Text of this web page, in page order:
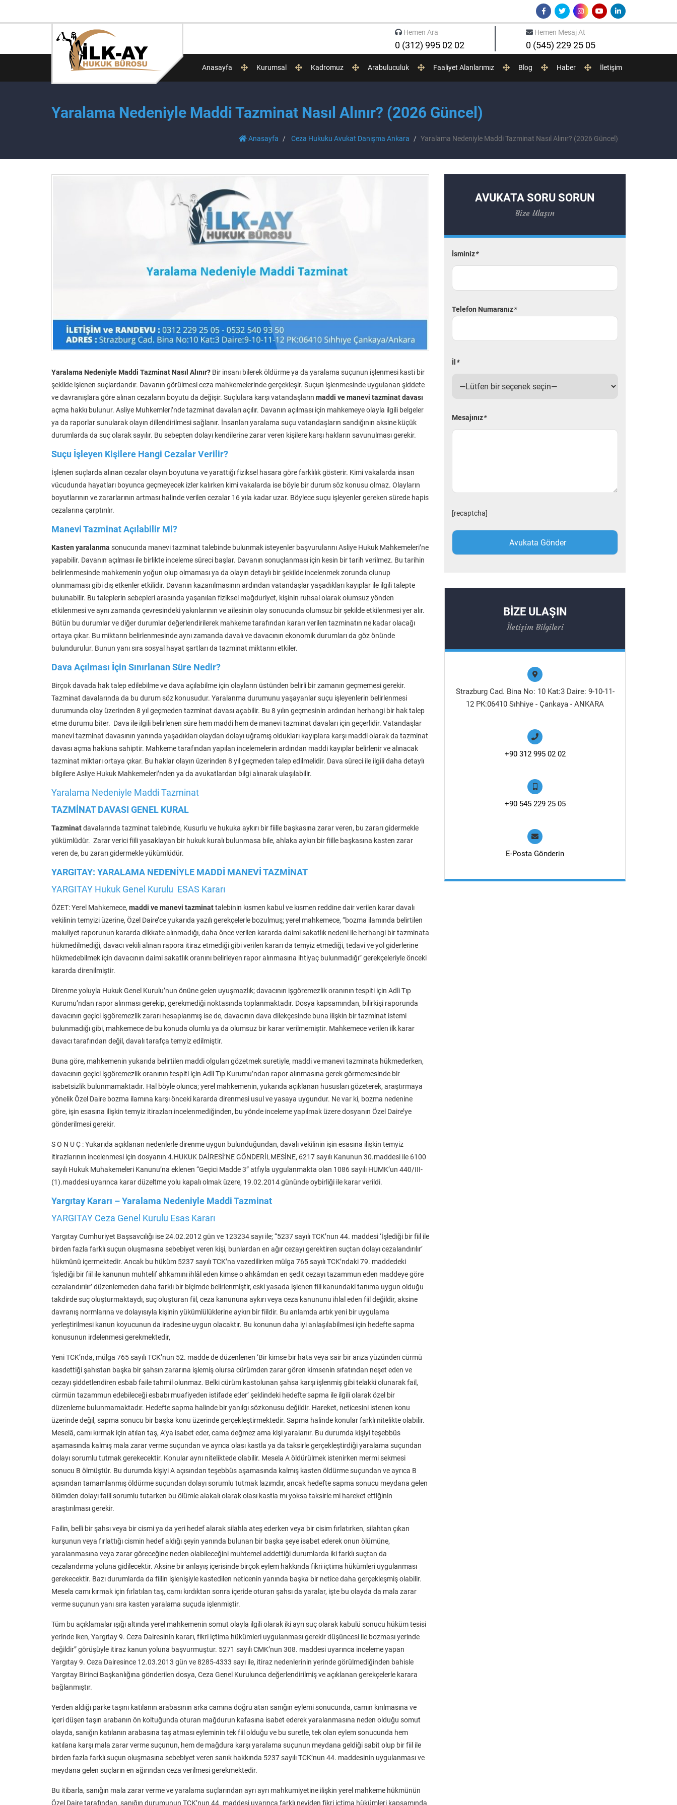
Hemen Ara
0 (312) 995 02 02
Hemen Mesaj At
0 (545) 229 25 05
Anasayfa Kurumsal Kadromuz Arabuluculuk Faaliyet Alanlarımız Blog Haber İletişim
Yaralama Nedeniyle Maddi Tazminat Nasıl Alınır? (2026 Güncel)
Anasayfa Ceza Hukuku Avukat Danışma Ankara Yaralama Nedeniyle Maddi Tazminat Nasıl Alınır? (2026 Güncel)
Yaralama Nedeniyle Maddi Tazminat Nasıl Alınır? Bir insanı bilerek öldürme ya da yaralama suçunun işlenmesi kasti bir
şekilde işlenen suçlardandır. Davanın görülmesi ceza mahkemelerinde gerçekleşir. Suçun işlenmesinde uygulanan şiddete
ve davranışlara göre alınan cezaların boyutu da değişir. Suçlulara karşı vatandaşların maddi ve manevi tazminat davası
açma hakkı bulunur. Asliye Muhkemleri’nde tazminat davaları açılır. Davanın açılması için mahkemeye olayla ilgili belgeler
ya da raporlar sunularak olayın dillendirilmesi sağlanır. İnsanları yaralama suçu vatandaşların sandığının aksine küçük
durumlarda da suç olarak sayılır. Bu sebepten dolayı kendilerine zarar veren kişilere karşı hakların savunulması gerekir.
Suçu İşleyen Kişilere Hangi Cezalar Verilir?
İşlenen suçlarda alınan cezalar olayın boyutuna ve yarattığı fiziksel hasara göre farklılık gösterir. Kimi vakalarda insan
vücudunda hayatları boyunca geçmeyecek izler kalırken kimi vakalarda ise böyle bir durum söz konusu olmaz. Olayların
boyutlarının ve zararlarının artması halinde verilen cezalar 16 yıla kadar uzar. Böylece suçu işleyenler gereken sürede hapis
cezalarına çarptırılır.
Manevi Tazminat Açılabilir Mi?
Kasten yaralanma sonucunda manevi tazminat talebinde bulunmak isteyenler başvurularını Asliye Hukuk Mahkemeleri’ne
yapabilir. Davanın açılması ile birlikte inceleme süreci başlar. Davanın sonuçlanması için kesin bir tarih verilmez. Bu tarihin
belirlenmesinde mahkemenin yoğun olup olmaması ya da olayın detaylı bir şekilde incelenmek zorunda olunup
olunmaması gibi dış etkenler etkilidir. Davanın kazanılmasının ardından vatandaşlar yaşadıkları kayıplar ile ilgili talepte
bulunabilir. Bu taleplerin sebepleri arasında yaşanılan fiziksel mağduriyet, kişinin ruhsal olarak olumsuz yönden
etkilenmesi ve aynı zamanda çevresindeki yakınlarının ve ailesinin olay sonucunda olumsuz bir şekilde etkilenmesi yer alır.
Bütün bu durumlar ve diğer durumlar değerlendirilerek mahkeme tarafından kararı verilen tazminatın ne kadar olacağı
ortaya çıkar. Bu miktarın belirlenmesinde aynı zamanda davalı ve davacının ekonomik durumları da göz önünde
bulundurulur. Bunun yanı sıra sosyal hayat şartları da tazminat miktarını etkiler.
Dava Açılması İçin Sınırlanan Süre Nedir?
Birçok davada hak talep edilebilme ve dava açılabilme için olayların üstünden belirli bir zamanın geçmemesi gerekir.
Tazminat davalarında da bu durum söz konusudur. Yaralanma durumunu yaşayanlar suçu işleyenlerin belirlenmesi
durumunda olay üzerinden 8 yıl geçmeden tazminat davası açabilir. Bu 8 yılın geçmesinin ardından herhangi bir hak talep
etme durumu biter. Dava ile ilgili belirlenen süre hem maddi hem de manevi tazminat davaları için geçerlidir. Vatandaşlar
manevi tazminat davasının yanında yaşadıkları olaydan dolayı uğramış oldukları kayıplara karşı maddi olarak da tazminat
davası açma hakkına sahiptir. Mahkeme tarafından yapılan incelemelerin ardından maddi kayıplar belirlenir ve alınacak
tazminat miktarı ortaya çıkar. Bu haklar olayın üzerinden 8 yıl geçmeden talep edilmelidir. Dava süreci ile ilgili daha detaylı
bilgilere Asliye Hukuk Mahkemeleri’nden ya da avukatlardan bilgi alınarak ulaşılabilir.
Yaralama Nedeniyle Maddi Tazminat
TAZMİNAT DAVASI GENEL KURAL
Tazminatdavalarında tazminat talebinde, Kusurlu ve hukuka aykırı bir fiille başkasına zarar veren, bu zararı gidermekle
yükümlüdür. Zarar verici fiili yasaklayan bir hukuk kuralı bulunmasa bile, ahlaka aykırı bir fiille başkasına kasten zarar
veren de, bu zararı gidermekle yükümlüdür.
YARGITAY: YARALAMA NEDENİYLE MADDİ MANEVİ TAZMİNAT
YARGITAY Hukuk Genel Kurulu ESAS Kararı
ÖZET: Yerel Mahkemece, maddi ve manevi tazminattalebinin kısmen kabul ve kısmen reddine dair verilen karar davalı
vekilinin temyizi üzerine, Özel Daire’ce yukarıda yazılı gerekçelerle bozulmuş; yerel mahkemece, “bozma ilamında belirtilen
maluliyet raporunun kararda dikkate alınmadığı, daha önce verilen kararda daimi sakatlık nedeni ile herhangi bir tazminata
hükmedilmediği, davacı vekili alınan rapora itiraz etmediği gibi verilen kararı da temyiz etmediği, tedavi ve yol giderlerine
hükmedebilmek için davacının daimi sakatlık oranını belirleyen rapor alınmasına ihtiyaç bulunmadığı” gerekçeleriyle önceki
kararda direnilmiştir.
Direnme yoluyla Hukuk Genel Kurulu’nun önüne gelen uyuşmazlık; davacının işgöremezlik oranının tespiti için Adli Tıp
Kurumu’ndan rapor alınması gerekip, gerekmediği noktasında toplanmaktadır. Dosya kapsamından, bilirkişi raporunda
davacının geçici işgöremezlik zararı hesaplanmış ise de, davacının dava dilekçesinde buna ilişkin bir tazminat istemi
bulunmadığı gibi, mahkemece de bu konuda olumlu ya da olumsuz bir karar verilmemiştir. Mahkemece verilen ilk karar
davacı tarafından değil, davalı tarafça temyiz edilmiştir.
Buna göre, mahkemenin yukarıda belirtilen maddi olguları gözetmek suretiyle, maddi ve manevi tazminata hükmederken,
davacının geçici işgöremezlik oranının tespiti için Adli Tıp Kurumu’ndan rapor alınmasına gerek görmemesinde bir
isabetsizlik bulunmamaktadır. Hal böyle olunca; yerel mahkemenin, yukarıda açıklanan hususları gözeterek, araştırmaya
yönelik Özel Daire bozma ilamına karşı önceki kararda direnmesi usul ve yasaya uygundur. Ne var ki, bozma nedenine
göre, işin esasına ilişkin temyiz itirazları incelenmediğinden, bu yönde inceleme yapılmak üzere dosyanın Özel Daire’ye
gönderilmesi gerekir.
S O N U Ç : Yukarıda açıklanan nedenlerle direnme uygun bulunduğundan, davalı vekilinin işin esasına ilişkin temyiz
itirazlarının incelenmesi için dosyanın 4.HUKUK DAİRESİ’NE GÖNDERİLMESİNE, 6217 sayılı Kanunun 30.maddesi ile 6100
sayılı Hukuk Muhakemeleri Kanunu’na eklenen “Geçici Madde 3” atfıyla uygulanmakta olan 1086 sayılı HUMK’un 440/III-
(1).maddesi uyarınca karar düzeltme yolu kapalı olmak üzere, 19.02.2014 gününde oybirliği ile karar verildi.
Yargıtay Kararı – Yaralama Nedeniyle Maddi Tazminat
YARGITAY Ceza Genel Kurulu Esas Kararı
Yargıtay Cumhuriyet Başsavcılığı ise 24.02.2012 gün ve 123234 sayı ile; “5237 sayılı TCK’nun 44. maddesi ‘İşlediği bir fiil ile
birden fazla farklı suçun oluşmasına sebebiyet veren kişi, bunlardan en ağır cezayı gerektiren suçtan dolayı cezalandırılır’
hükmünü içermektedir. Ancak bu hüküm 5237 sayılı TCK’na vazedilirken mülga 765 sayılı TCK’ndaki 79. maddedeki
‘İşlediği bir fiil ile kanunun muhtelif ahkamını ihlâl eden kimse o ahkâmdan en şedit cezayı tazammun eden maddeye göre
cezalandırılır’ düzenlemeden daha farklı bir biçimde belirlenmiştir, eski yasada işlenen fiil kanundaki tanıma uygun olduğu
takdirde suç oluşturmaktaydı, suç oluşturan fiil, ceza kanununa aykırı veya ceza kanununu ihlal eden fiil değildir, aksine
davranış normlarına ve dolayısıyla kişinin yükümlülüklerine aykırı bir fiildir. Bu anlamda artık yeni bir uygulama
yerleştirilmesi kanun koyucunun da iradesine uygun olacaktır. Bu konunun daha iyi anlaşılabilmesi için hedefte sapma
konusunun irdelenmesi gerekmektedir,
Yeni TCK’nda, mülga 765 sayılı TCK’nun 52. madde de düzenlenen ‘Bir kimse bir hata veya sair bir arıza yüzünden cürmü
kasdettiği şahıstan başka bir şahsın zararına işlemiş olursa cürümden zarar gören kimsenin sıfatından neşet eden ve
cezayı şiddetlendiren esbab faile tahmil olunmaz. Belki cürüm kastolunan şahsa karşı işlenmiş gibi telakki olunarak fail,
cürmün tazammun edebileceği esbabı muafiyeden istifade eder’ şeklindeki hedefte sapma ile ilgili olarak özel bir
düzenleme bulunmamaktadır. Hedefte sapma halinde bir yanılgı sözkonusu değildir. Hareket, neticesini istenen konu
üzerinde değil, sapma sonucu bir başka konu üzerinde gerçekleştirmektedir. Sapma halinde konular farklı nitelikte olabilir.
Meselâ, camı kırmak için atılan taş, A’ya isabet eder, cama değmez ama kişi yaralanır. Bu durumda kişiyi teşebbüs
aşamasında kalmış mala zarar verme suçundan ve ayrıca olası kastla ya da taksirle gerçekleştirdiği yaralama suçundan
dolayı sorumlu tutmak gerekecektir. Konular aynı niteliktede olabilir. Mesela A öldürülmek istenirken mermi sekmesi
sonucu B ölmüştür. Bu durumda kişiyi A açısından teşebbüs aşamasında kalmış kasten öldürme suçundan ve ayrıca B
açısından tamamlanmış öldürme suçundan dolayı sorumlu tutmak lazımdır, ancak hedefte sapma sonucu meydana gelen
ölümden dolayı faili sorumlu tutarken bu ölümle alakalı olarak olası kastla mı yoksa taksirle mi hareket ettiğinin
araştırılması gerekir.
Failin, belli bir şahsı veya bir cismi ya da yeri hedef alarak silahla ateş ederken veya bir cisim fırlatırken, silahtan çıkan
kurşunun veya fırlattığı cismin hedef aldığı şeyin yanında bulunan bir başka şeye isabet ederek onun ölümüne,
yaralanmasına veya zarar göreceğine neden olabileceğini muhtemel addettiği durumlarda iki farklı suçtan da
cezalandırma yoluna gidilecektir. Aksine bir anlayış içerisinde birçok eylem hakkında fikri içtima hükümleri uygulanması
gerekecektir. Bazı durumlarda da fiilin işlenişiyle kastedilen neticenin yanında başka bir netice daha gerçekleşmiş olabilir.
Mesela camı kırmak için fırlatılan taş, camı kırdıktan sonra içeride oturan şahsı da yaralar, işte bu olayda da mala zarar
verme suçunun yanı sıra kasten yaralama suçuda işlenmiştir.
Tüm bu açıklamalar ışığı altında yerel mahkemenin somut olayla ilgili olarak iki ayrı suç olarak kabulü sonucu hüküm tesisi
yerinde iken, Yargıtay 9. Ceza Dairesinin kararı, fikri içtima hükümleri uygulanması gerekir düşüncesi ile bozması yerinde
değildir” görüşüyle itiraz kanun yoluna başvurmuştur. 5271 sayılı CMK’nun 308. maddesi uyarınca inceleme yapan
Yargıtay 9. Ceza Dairesince 12.03.2013 gün ve 8285-4333 sayı ile, itiraz nedenlerinin yerinde görülmediğinden bahisle
Yargıtay Birinci Başkanlığına gönderilen dosya, Ceza Genel Kurulunca değerlendirilmiş ve açıklanan gerekçelerle karara
bağlanmıştır.
Yerden aldığı parke taşını katılanın arabasının arka camına doğru atan sanığın eylemi sonucunda, camın kırılmasına ve
içeri düşen taşın arabanın ön koltuğunda oturan mağdurun kafasına isabet ederek yaralanmasına neden olduğu somut
olayda, sanığın katılanın arabasına taş atması eyleminin tek fiil olduğu ve bu suretle, tek olan eylem sonucunda hem
katılana karşı mala zarar verme suçunun, hem de mağdura karşı yaralama suçunun meydana geldiği sabit olup bir fiil ile
birden fazla farklı suçun oluşmasına sebebiyet veren sanık hakkında 5237 sayılı TCK’nun 44. maddesinin uygulanması ve
meydana gelen suçların en ağırından ceza verilmesi gerekmektedir.
Bu itibarla, sanığın mala zarar verme ve yaralama suçlarından ayrı ayrı mahkumiyetine ilişkin yerel mahkeme hükmünün
Özel Daire tarafından, sanığın durumunun TCK’nun 44. maddesi uyarınca farklı neviden fikri içtima hükümleri kapsamında
AVUKATA SORU SORUN
Bize Ulaşın
İsminiz*
Telefon Numaranız*
İl *
Mesajınız*
[recaptcha]
BİZE ULAŞIN
İletişim Bilgileri
Strazburg Cad. Bina No: 10 Kat:3 Daire: 9-10-11-
12 PK:06410 Sıhhiye - Çankaya - ANKARA
+90 312 995 02 02
+90 545 229 25 05
E-Posta Gönderin